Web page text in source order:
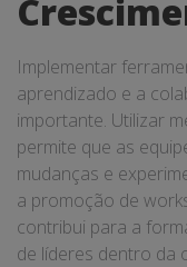
Implementar
aprendizado e a
importante. Utilizar
permite que as
mudanças e
a promoção de
contribui para a
de líderes dentro da